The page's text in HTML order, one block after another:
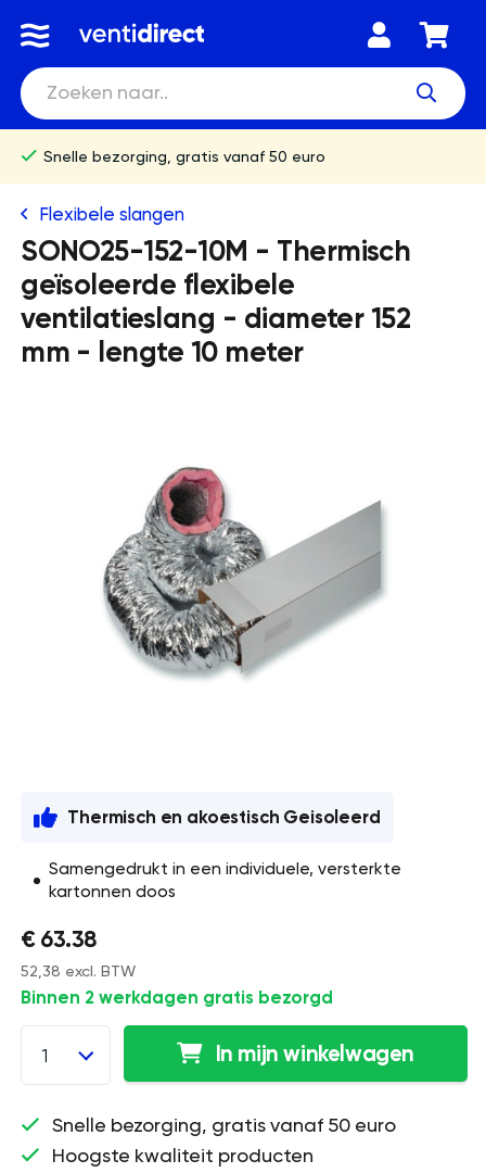
Snelle bezorging, gratis vanaf 50 euro
Flexibele slangen
SONO25-152-10M - Thermisch
geïsoleerde flexibele
ventilatieslang - diameter 152
mm - lengte 10 meter
Thermisch en akoestisch Geisoleerd
Samengedrukt in een individuele, versterkte
kartonnen doos
€ 63.38
52,38 excl. BTW
Binnen 2 werkdagen gratis bezorgd
1 In mijn winkelwagen
Snelle bezorging, gratis vanaf 50 euro
Hoogste kwaliteit producten